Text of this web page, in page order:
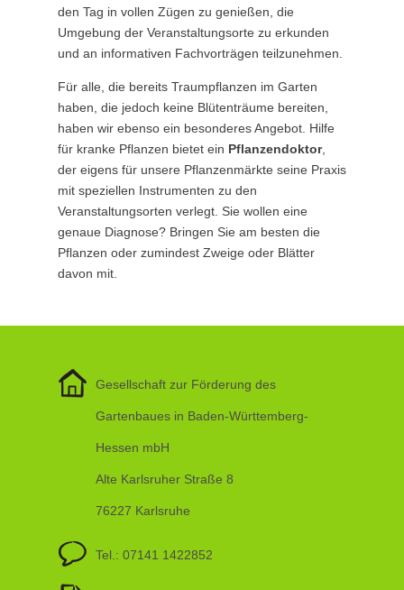
den Tag in vollen Zügen zu genießen, die
Umgebung der Veranstaltungsorte zu erkunden
und an informativen Fachvorträgen teilzunehmen.
Für alle, die bereits Traumpflanzen im Garten
haben, die jedoch keine Blütenträume bereiten,
haben wir ebenso ein besonderes Angebot. Hilfe
für kranke Pflanzen bietet ein Pflanzendoktor,
der eigens für unsere Pflanzenmärkte seine Praxis
mit speziellen Instrumenten zu den
Veranstaltungsorten verlegt. Sie wollen eine
genaue Diagnose? Bringen Sie am besten die
Pflanzen oder zumindest Zweige oder Blätter
davon mit.
Gesellschaft zur Förderung des
Gartenbaues in Baden-Württemberg-
Hessen mbH
Alte Karlsruher Straße 8
76227 Karlsruhe
Tel.: 07141 1422852